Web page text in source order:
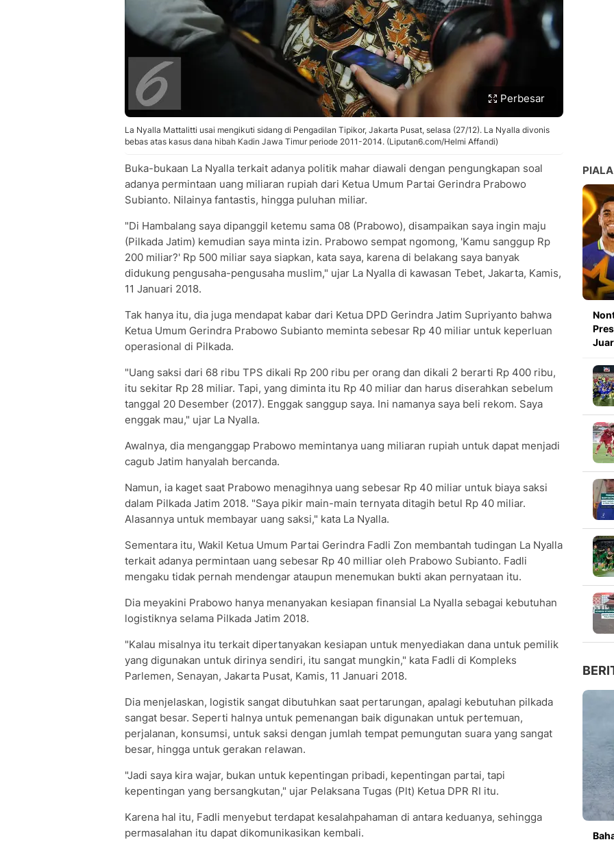
Perbesar
La Nyalla Mattalitti usai mengikuti sidang di Pengadilan Tipikor, Jakarta Pusat, selasa (27/12). La Nyalla divonis
bebas atas kasus dana hibah Kadin Jawa Timur periode 2011-2014. (Liputan6.com/Helmi Affandi)
Buka-bukaan La Nyalla terkait adanya politik mahar diawali dengan pengungkapan soal
adanya permintaan uang miliaran rupiah dari Ketua Umum Partai Gerindra Prabowo
Subianto. Nilainya fantastis, hingga puluhan miliar.
"Di Hambalang saya dipanggil ketemu sama 08 (Prabowo), disampaikan saya ingin maju
(Pilkada Jatim) kemudian saya minta izin. Prabowo sempat ngomong, 'Kamu sanggup Rp
200 miliar?' Rp 500 miliar saya siapkan, kata saya, karena di belakang saya banyak
didukung pengusaha-pengusaha muslim," ujar La Nyalla di kawasan Tebet, Jakarta, Kamis,
11 Januari 2018.
Tak hanya itu, dia juga mendapat kabar dari Ketua DPD Gerindra Jatim Supriyanto bahwa
Ketua Umum Gerindra Prabowo Subianto meminta sebesar Rp 40 miliar untuk keperluan
operasional di Pilkada.
"Uang saksi dari 68 ribu TPS dikali Rp 200 ribu per orang dan dikali 2 berarti Rp 400 ribu,
itu sekitar Rp 28 miliar. Tapi, yang diminta itu Rp 40 miliar dan harus diserahkan sebelum
tanggal 20 Desember (2017). Enggak sanggup saya. Ini namanya saya beli rekom. Saya
enggak mau," ujar La Nyalla.
Awalnya, dia menganggap Prabowo memintanya uang miliaran rupiah untuk dapat menjadi
cagub Jatim hanyalah bercanda.
Namun, ia kaget saat Prabowo menagihnya uang sebesar Rp 40 miliar untuk biaya saksi
dalam Pilkada Jatim 2018. "Saya pikir main-main ternyata ditagih betul Rp 40 miliar.
Alasannya untuk membayar uang saksi," kata La Nyalla.
Sementara itu, Wakil Ketua Umum Partai Gerindra Fadli Zon membantah tudingan La Nyalla
terkait adanya permintaan uang sebesar Rp 40 milliar oleh Prabowo Subianto. Fadli
mengaku tidak pernah mendengar ataupun menemukan bukti akan pernyataan itu.
Dia meyakini Prabowo hanya menanyakan kesiapan finansial La Nyalla sebagai kebutuhan
logistiknya selama Pilkada Jatim 2018.
"Kalau misalnya itu terkait dipertanyakan kesiapan untuk menyediakan dana untuk pemilik
yang digunakan untuk dirinya sendiri, itu sangat mungkin," kata Fadli di Kompleks
Parlemen, Senayan, Jakarta Pusat, Kamis, 11 Januari 2018.
Dia menjelaskan, logistik sangat dibutuhkan saat pertarungan, apalagi kebutuhan pilkada
sangat besar. Seperti halnya untuk pemenangan baik digunakan untuk pertemuan,
perjalanan, konsumsi, untuk saksi dengan jumlah tempat pemungutan suara yang sangat
besar, hingga untuk gerakan relawan.
"Jadi saya kira wajar, bukan untuk kepentingan pribadi, kepentingan partai, tapi
kepentingan yang bersangkutan," ujar Pelaksana Tugas (Plt) Ketua DPR RI itu.
Karena hal itu, Fadli menyebut terdapat kesalahpahaman di antara keduanya, sehingga
permasalahan itu dapat dikomunikasikan kembali.